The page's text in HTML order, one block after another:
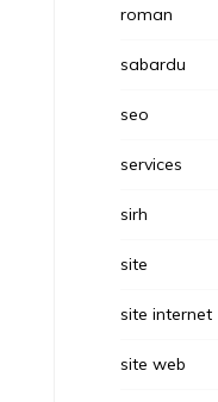
roman
sabardu
seo
services
sirh
site
site internet
site web